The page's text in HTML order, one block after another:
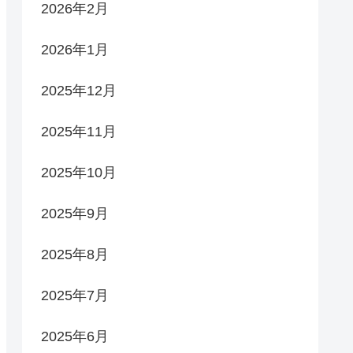
2026年2月
2026年1月
2025年12月
2025年11月
2025年10月
2025年9月
2025年8月
2025年7月
2025年6月